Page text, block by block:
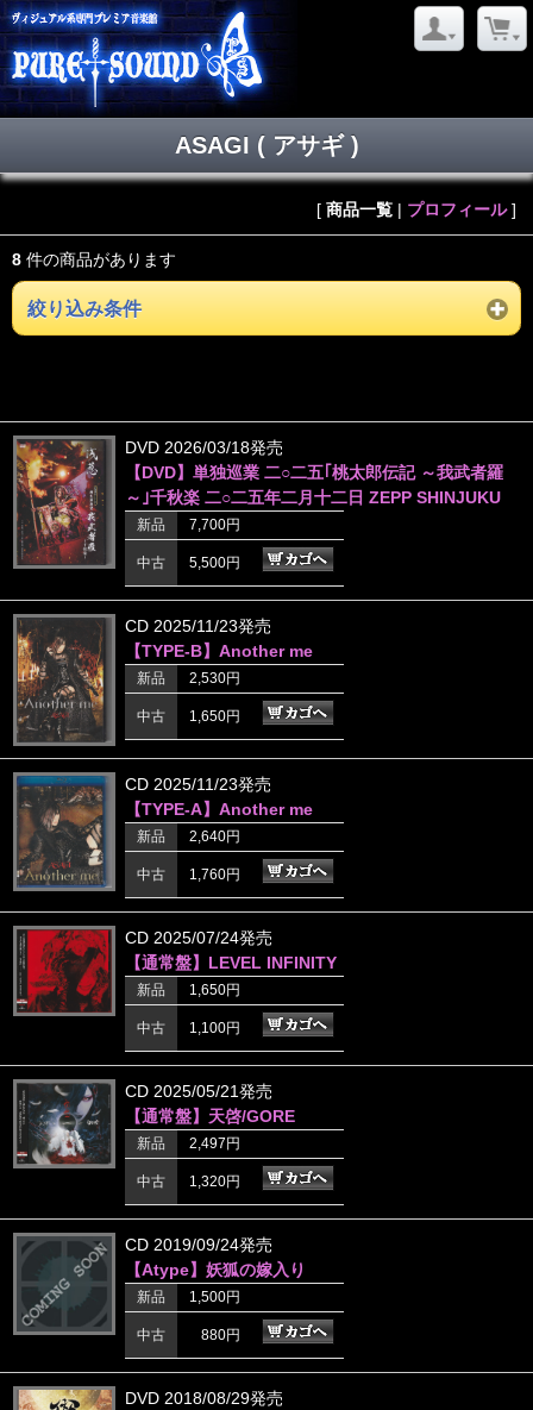
ASAGI ( アサギ )
[ 商品一覧 | プロフィール]
8 件の商品があります
絞り込み条件
DVD 2026/03/18発売
【DVD】単独巡業 二○二五｢桃太郎伝記 ～我武者羅
～｣千秋楽 二○二五年二月十二日 ZEPP SHINJUKU
新品 7,700円
中古 5,500円
CD 2025/11/23発売
【TYPE-B】Another me
新品 2,530円
中古 1,650円
CD 2025/11/23発売
【TYPE-A】Another me
新品 2,640円
中古 1,760円
CD 2025/07/24発売
【通常盤】LEVEL INFINITY
新品 1,650円
中古 1,100円
CD 2025/05/21発売
【通常盤】天啓/GORE
新品 2,497円
中古 1,320円
CD 2019/09/24発売
【Atype】妖狐の嫁入り
新品 1,500円
中古 880円
DVD 2018/08/29発売